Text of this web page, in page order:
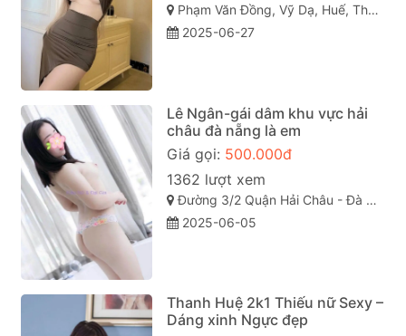
Phạm Văn Đồng, Vỹ Dạ, Huế, Thừa Thiên Huế
2025-06-27
Lê Ngân-gái dâm khu vực hải
châu đà nẵng là em
Giá gọi: 500.000đ
1362 lượt xem
Đường 3/2 Quận Hải Châu - Đà Nẵng
2025-06-05
Thanh Huệ 2k1 Thiếu nữ Sexy –
Dáng xinh Ngực đẹp